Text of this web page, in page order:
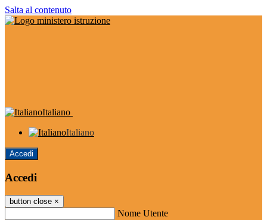
Salta al contenuto
Italiano
Italiano
Accedi
Accedi
button close ×
Nome Utente